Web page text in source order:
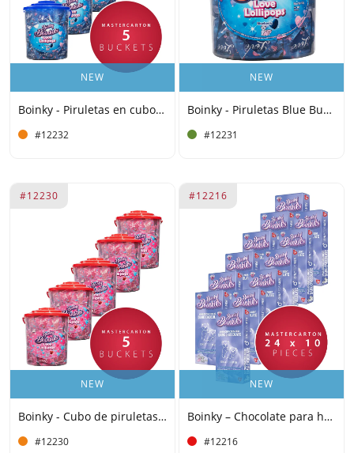
NEW
Boinky - Piruletas en cubo azul, 100 unidades - 5 cubos
#12232
NEW
Boinky - Piruletas Blue Bucket - 100 unidades Un placer
#12231
NEW
#12230
Boinky - Cubo de piruletas rosas - 100 unidades - 5 cubos
#12230
NEW
#12216
Boinky – Chocolate para hombres - Caja grande 24x10
#12216